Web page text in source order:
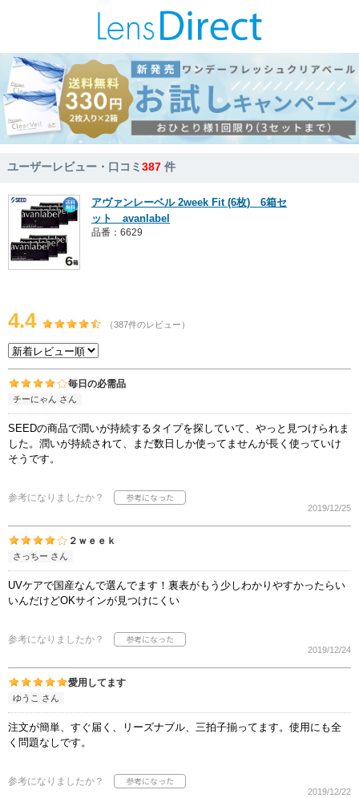
ユーザーレビュー・口コミ387 件
アヴァンレーベル 2week Fit (6枚) 6箱セ
ット avanlabel
品番：6629
4.4 （387件のレビュー）
毎日の必需品
チーにゃん さん
SEEDの商品で潤いが持続するタイプを探していて、やっと見つけられま
した。潤いが持続されて、まだ数日しか使ってませんが長く使っていけ
そうです。
参考になりましたか？
2019/12/25
２ｗｅｅｋ
さっちー さん
UVケアで国産なんで選んでます！裏表がもう少しわかりやすかったらい
いんだけどOKサインが見つけにくい
参考になりましたか？
2019/12/24
愛用してます
ゆうこ さん
注文が簡単、すぐ届く、リーズナブル、三拍子揃ってます。使用にも全
く問題なしです。
参考になりましたか？
2019/12/22